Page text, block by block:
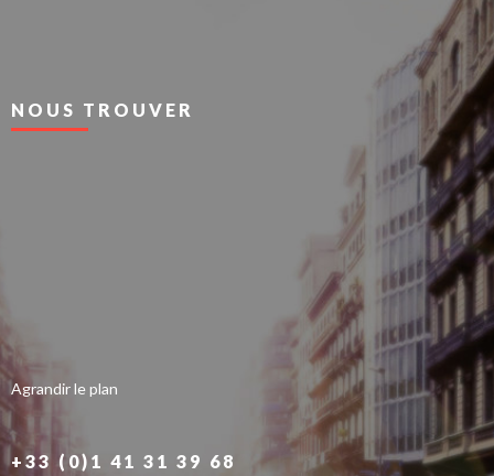
NOUS TROUVER
Agrandir le plan
+33 (0)1 41 31 39 68